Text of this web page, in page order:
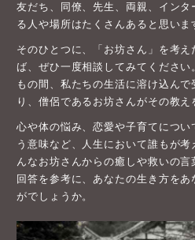
友だち、同僚、先生、両親、イン
る人や場所はたくさんあると思いま
そのひとつに、「お坊さん」を考
ば、ぜひ一度相談してみてくださ
もの間、私たちの生活に溶け込ん
り、僧侶であるお坊さんがその教え
心や体の悩み、恋愛や子育てにつ
う意味など、人生において誰もが
んなお坊さんからの癒しや救いの
回答を参考に、あなたの生き方を
がでしょうか。